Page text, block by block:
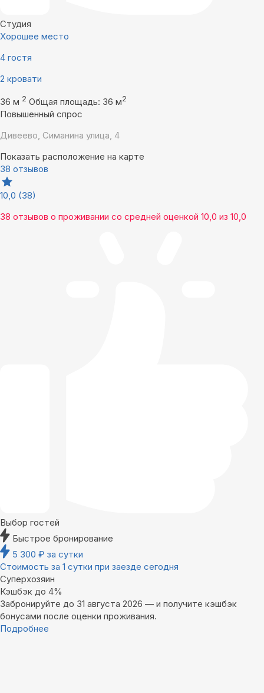
Студия
Хорошее место
4 гостя
2 кровати
36 м 2 Общая площадь: 36 м2
Повышенный спрос
Дивеево, Симанина улица, 4
Показать расположение на карте
38 отзывов
10,0 (38)
38 отзывов о проживании со средней оценкой 10,0 из 10,0
Выбор гостей
Быстрое бронирование
5 300 ₽ за сутки
Стоимость за 1 сутки при заезде сегодня
Суперхозяин
Кэшбэк до 4%
Забронируйте до 31 августа 2026 — и получите кэшбэк
бонусами после оценки проживания.
Подробнее